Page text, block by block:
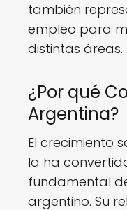
también
empleo para
distintas áreas.
¿Por qué
Argentina?
El crecimiento
la ha
fundamental
argentino. Su